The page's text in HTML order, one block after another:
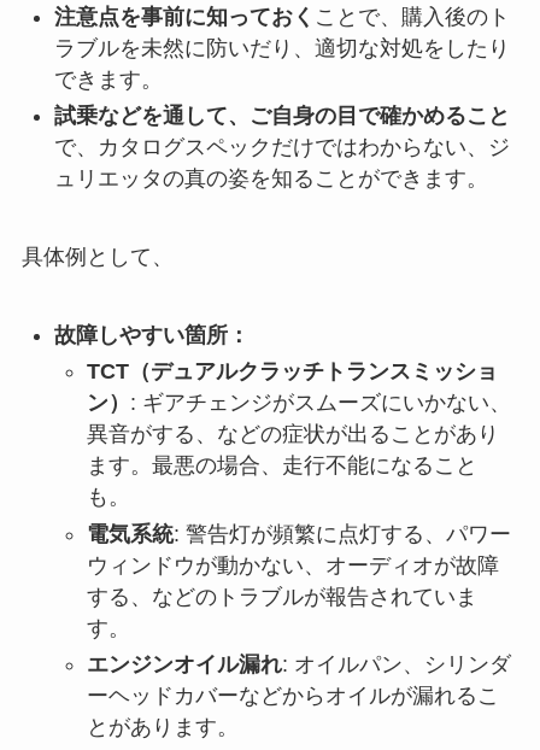
注意点を事前に知っておく ことで、購入後のト
ラブルを未然に防いだり、適切な対処をしたり
できます。
試乗などを通して、ご自身の目で確かめること
で、カタログスペックだけではわからない、ジ
ュリエッタの真の姿を知ることができます。
具体例として、
故障しやすい箇所：
TCT（デュアルクラッチトランスミッショ
ン） : ギアチェンジがスムーズにいかない、
異音がする、などの症状が出ることがあり
ます。最悪の場合、走行不能になること
も。
電気系統: 警告灯が頻繁に点灯する、パワー
ウィンドウが動かない、オーディオが故障
する、などのトラブルが報告されていま
す。
エンジンオイル漏れ: オイルパン、シリンダ
ーヘッドカバーなどからオイルが漏れるこ
とがあります。